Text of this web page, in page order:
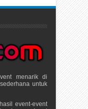
menarik di
untuk
event-event